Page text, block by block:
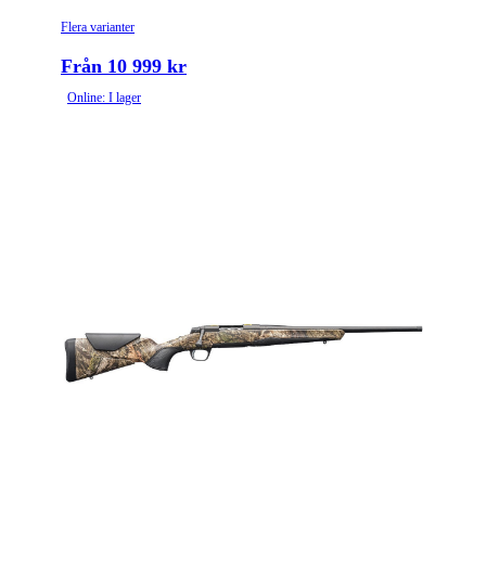
Flera varianter
Från 10 999 kr
Online: I lager